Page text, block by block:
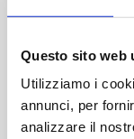
Questo sito web
Utilizziamo i
annunci, per
analizzare il
SAGAT S.P.A. si
2004, n. 4. La
a
Stato di